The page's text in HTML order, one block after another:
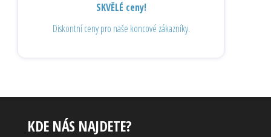
SKVĚLÉ ceny!
Diskontní ceny pro naše koncové zákazníky.
KDE NÁS NAJDETE?